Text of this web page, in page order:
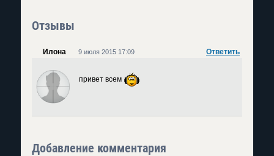
Отзывы
Илона Ответить
9 июля 2015 17:09
привет всем
Добавление комментария